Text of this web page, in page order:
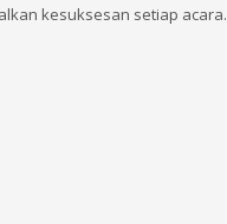
kesuksesan setiap acara.